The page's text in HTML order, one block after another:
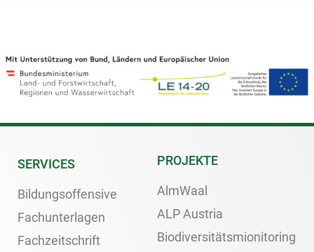
SERVICES
Bildungsoffensive
Fachunterlagen
Fachzeitschrift
PROJEKTE
AlmWaal
ALP Austria
Biodiversitätsmionitoring